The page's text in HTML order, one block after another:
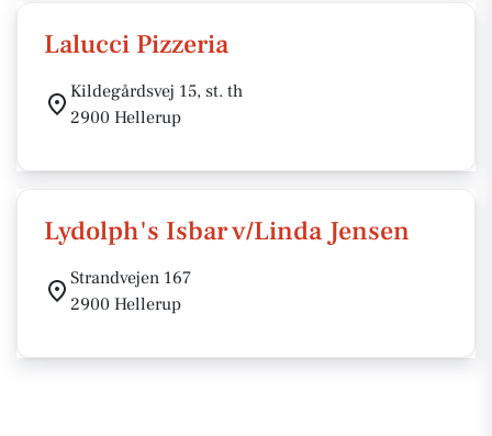
Lalucci Pizzeria
Kildegårdsvej 15, st. th
2900 Hellerup
Lydolph's Isbar v/Linda Jensen
Strandvejen 167
2900 Hellerup